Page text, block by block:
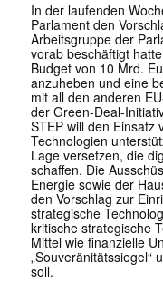
In der laufenden
Parlament den
Arbeitsgruppe der
vorab beschäftigt
Budget von 10 Mrd.
anzuheben und eine
mit all den anderen
der Green-Deal-
STEP will den Einsatz
Technologien
Lage versetzen, die
schaffen. Die
Energie sowie der
den Vorschlag zur
strategische
kritische strategische
Mittel wie finanzielle
„Souveränitätssiegel“
soll.